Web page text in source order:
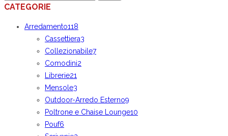
CATEGORIE
Arredamento118
Cassettiera3
Collezionabile7
Comodini2
Librerie21
Mensole3
Outdoor-Arredo Esterno9
Poltrone e Chaise Lounge10
Pouf6